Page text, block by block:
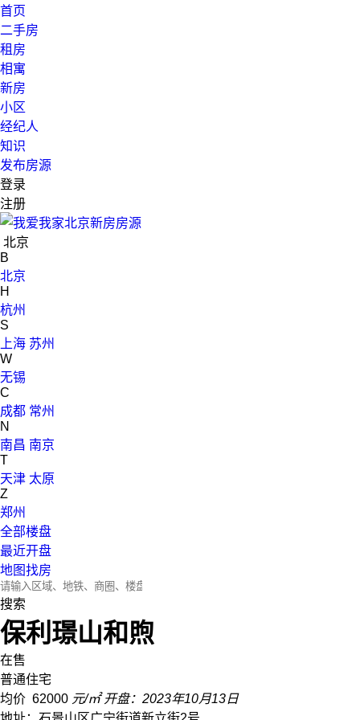
首页
二手房
租房
相寓
新房
小区
经纪人
知识
发布房源
登录
注册
北京
B
北京
H
杭州
S
上海 苏州
W
无锡
C
成都 常州
N
南昌 南京
T
天津 太原
Z
郑州
全部楼盘
最近开盘
地图找房
搜索
保利璟山和煦
在售
普通住宅
均价 62000 元/㎡ 开盘：2023年10月13日